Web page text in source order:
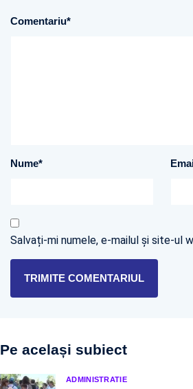
Comentariu*
Nume*
Salvați-mi numele, e-mailul și site-ul
Pe același subiect
ADMINISTRATIE